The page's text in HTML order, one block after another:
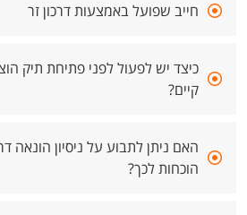
חייב שפועל באמצעות דרכון זר
כיצד יש לפעול לפני פתיחת תיק
קיים?
האם ניתן לתבוע על ניסיון הונאה
הוכחות לכך?